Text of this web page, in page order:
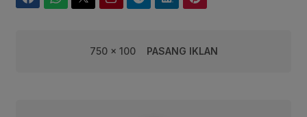
750 x 100 PASANG IKLAN